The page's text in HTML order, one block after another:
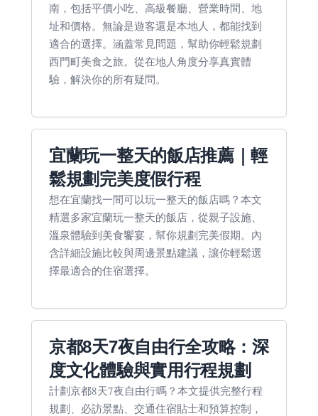
南，包括平價小吃、高級餐廳、營業時間、地
址和價格。無論是遊客還是本地人，都能找到
適合的選擇。涵蓋常見問題，幫助你輕鬆規劃
西門町美食之旅。從在地人角度分享真實體
驗，解決你的所有疑問。
宜蘭玩一整天的飯店推薦｜輕
鬆規劃完美度假行程
想在宜蘭找一間可以玩一整天的飯店嗎？本文
精選多家宜蘭玩一整天的飯店，從親子設施、
溫泉體驗到美食饗宴，幫你規劃完美假期。內
含詳細設施比較與周邊景點建議，讓你輕鬆選
擇最適合的住宿選擇。
京都8天7夜自由行全攻略：深
度文化體驗與實用行程規劃
計劃京都8天7夜自由行嗎？本文提供完整行程
規劃、必訪景點、交通住宿貼士和預算控制，